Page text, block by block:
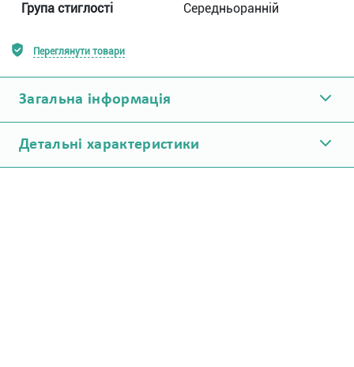
Група стиглості Середньоранній
Переглянути товари
Загальна інформація
Детальні характеристики